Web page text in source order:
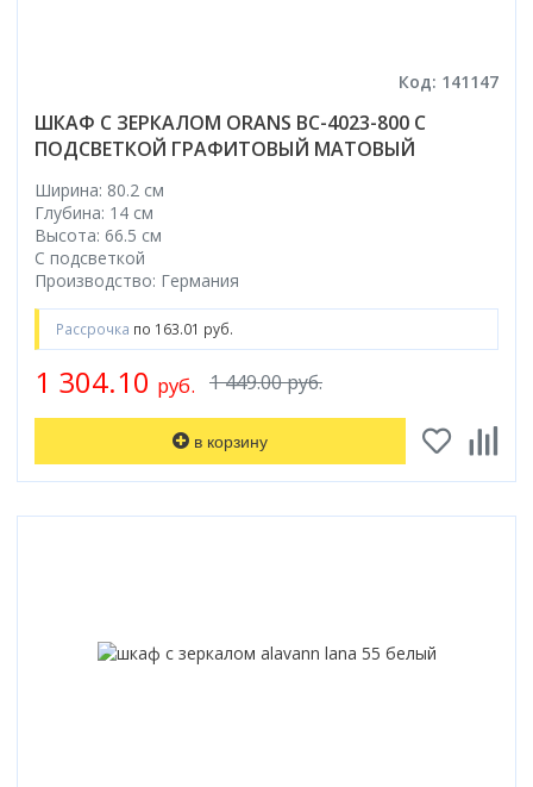
Код: 141147
ШКАФ С ЗЕРКАЛОМ ORANS BC-4023-800 С
ПОДСВЕТКОЙ ГРАФИТОВЫЙ МАТОВЫЙ
Ширина: 80.2 см
Глубина: 14 см
Высота: 66.5 см
С подсветкой
Производство: Германия
Рассрочка по 163.01 руб.
1 449.00 руб.
1 304.10 руб.
в корзину